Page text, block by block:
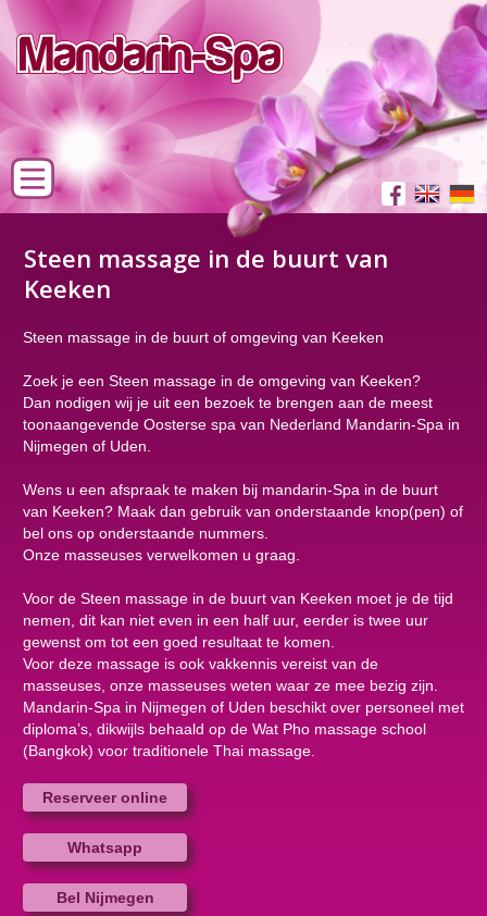
Steen massage in de buurt van
Keeken
Steen massage in de buurt of omgeving van Keeken
Zoek je een Steen massage in de omgeving van Keeken?
Dan nodigen wij je uit een bezoek te brengen aan de meest
toonaangevende Oosterse spa van Nederland Mandarin-Spa in
Nijmegen of Uden.
Wens u een afspraak te maken bij mandarin-Spa in de buurt
van Keeken? Maak dan gebruik van onderstaande knop(pen) of
bel ons op onderstaande nummers.
Onze masseuses verwelkomen u graag.
Voor de Steen massage in de buurt van Keeken moet je de tijd
nemen, dit kan niet even in een half uur, eerder is twee uur
gewenst om tot een goed resultaat te komen.
Voor deze massage is ook vakkennis vereist van de
masseuses, onze masseuses weten waar ze mee bezig zijn.
Mandarin-Spa in Nijmegen of Uden beschikt over personeel met
diploma’s, dikwijls behaald op de Wat Pho massage school
(Bangkok) voor traditionele Thai massage.
Reserveer online
Whatsapp
Bel Nijmegen